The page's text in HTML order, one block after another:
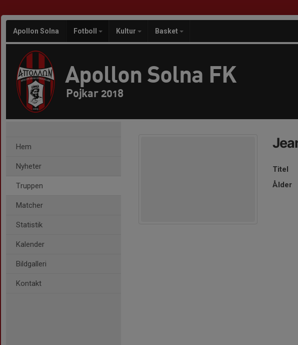
Apollon Solna Fotboll Kultur Basket
Apollon Solna FK
Pojkar 2018
Hem
Nyheter
Truppen
Matcher
Statistik
Kalender
Bildgalleri
Kontakt
Titel
Ålder